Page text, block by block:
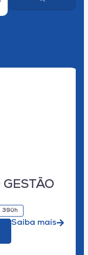
390h
Saiba mais